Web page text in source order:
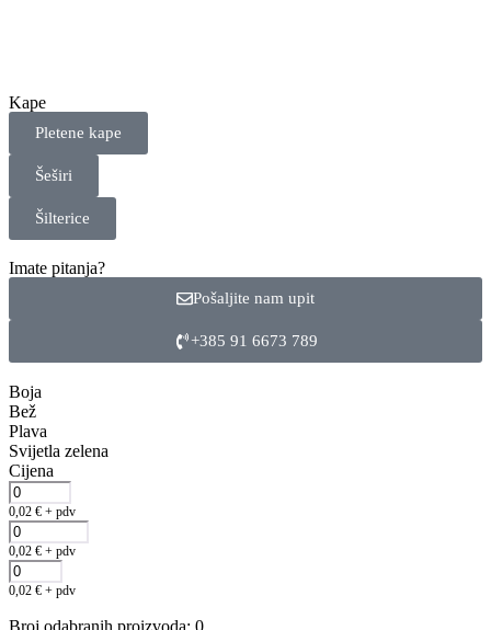
Kape
Pletene kape
Šeširi
Šilterice
Imate pitanja?
Pošaljite nam upit
+385 91 6673 789
Boja
Bež
Plava
Svijetla zelena
Cijena
0,02 € + pdv
0,02 € + pdv
0,02 € + pdv